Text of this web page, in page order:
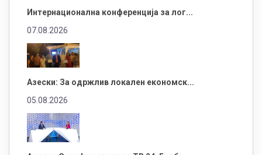
Интернационална конференција за лог...
07.08.2026
Азески: За одржлив локален економск...
05.08.2026